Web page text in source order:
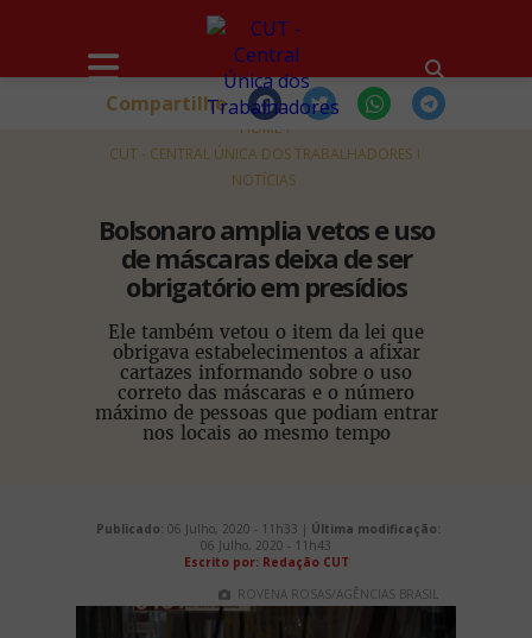
HOME
CUT - CENTRAL ÚNICA DOS TRABALHADORES
NOTÍCIAS
Bolsonaro amplia vetos e uso
de máscaras deixa de ser
obrigatório em presídios
Ele também vetou o item da lei que
obrigava estabelecimentos a afixar
cartazes informando sobre o uso
correto das máscaras e o número
máximo de pessoas que podiam entrar
nos locais ao mesmo tempo
Compartilhe
Publicado: 06 Julho, 2020 - 11h33 | Última modificação:
06 Julho, 2020 - 11h43
Escrito por: Redação CUT
ROVENA ROSAS/AGÊNCIAS BRASIL